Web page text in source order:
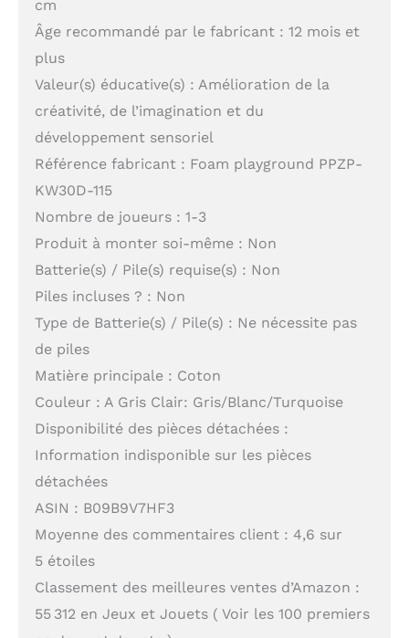
cm
Âge recommandé par le fabricant : 12 mois et
plus
Valeur(s) éducative(s) : Amélioration de la
créativité, de l’imagination et du
développement sensoriel
Référence fabricant : Foam playground PPZP-
KW30D-115
Nombre de joueurs : 1-3
Produit à monter soi-même : Non
Batterie(s) / Pile(s) requise(s) : Non
Piles incluses ? : Non
Type de Batterie(s) / Pile(s) : Ne nécessite pas
de piles
Matière principale : Coton
Couleur : A Gris Clair: Gris/Blanc/Turquoise
Disponibilité des pièces détachées :
Information indisponible sur les pièces
détachées
ASIN : B09B9V7HF3
Moyenne des commentaires client : 4,6 sur
5 étoiles
Classement des meilleures ventes d’Amazon :
55 312 en Jeux et Jouets ( Voir les 100 premiers